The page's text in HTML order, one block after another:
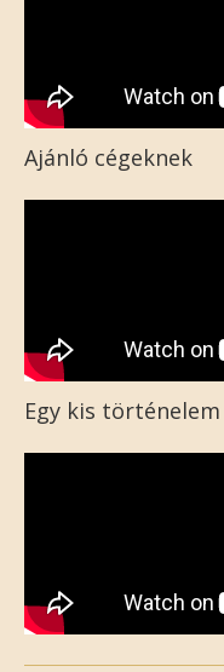
Ajánló cégeknek
Egy kis történelem